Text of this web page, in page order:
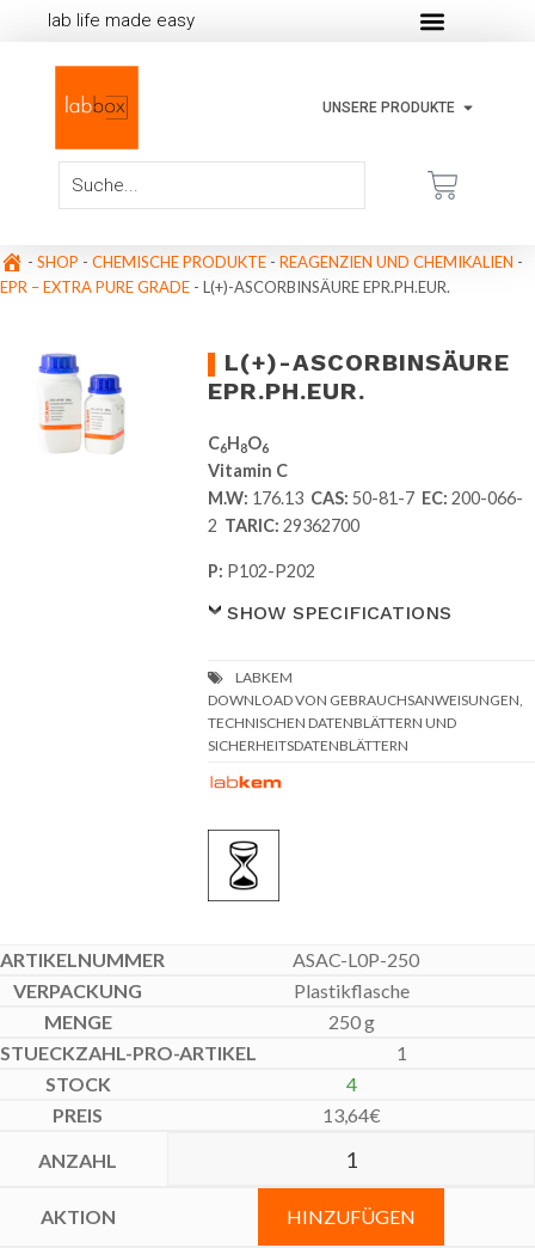
lab life made easy
UNSERE PRODUKTE
- SHOP - CHEMISCHE PRODUKTE - REAGENZIEN UND CHEMIKALIEN -
EPR – EXTRA PURE GRADE - L(+)-ASCORBINSÄURE EPR.PH.EUR.
L(+)-ASCORBINSÄURE
EPR.PH.EUR.
C6H 8O6
Vitamin C
M.W: 176.13 CAS:50-81-7 EC:200-066-
2 TARIC:29362700
P: P102-P202
SHOW SPECIFICATIONS
DOWNLOAD VON GEBRAUCHSANWEISUNGEN,
TECHNISCHEN DATENBLÄTTERN UND
SICHERHEITSDATENBLÄTTERN
ASAC-L0P-250
Plastikflasche
250 g
1
4
13,64€
HINZUFÜGEN